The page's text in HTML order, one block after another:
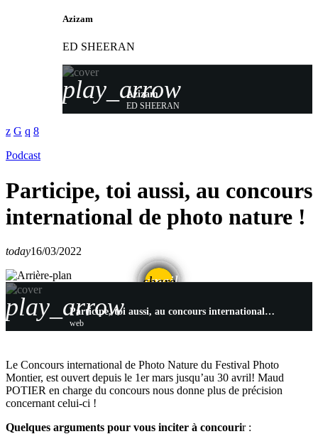
Azizam
ED SHEERAN
play_arrow
Azizam
ED SHEERAN
Podcast
Participe, toi aussi, au concours
international de photo nature !
today16/03/2022
share
email
play_arrow Participe, toi aussi, au concours international de photo nature !
web
Le Concours international de Photo Nature du Festival Photo
Montier, est ouvert depuis le 1er mars jusqu’au 30 avril! Maud
POTIER en charge du concours nous donne plus de précision
concernant celui-ci !
Quelques arguments pour vous inciter à concourir :